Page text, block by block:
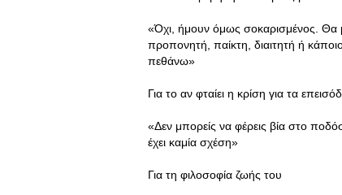
«Όχι, ήμουν όμως σοκαρισμένος. Θα
προπονητή, παίκτη, διαιτητή ή
πεθάνω»
Για το αν φταίει η κρίση για τα
«Δεν μπορείς να φέρεις βία στο
έχει καμία σχέση»
Για τη φιλοσοφία ζωής του